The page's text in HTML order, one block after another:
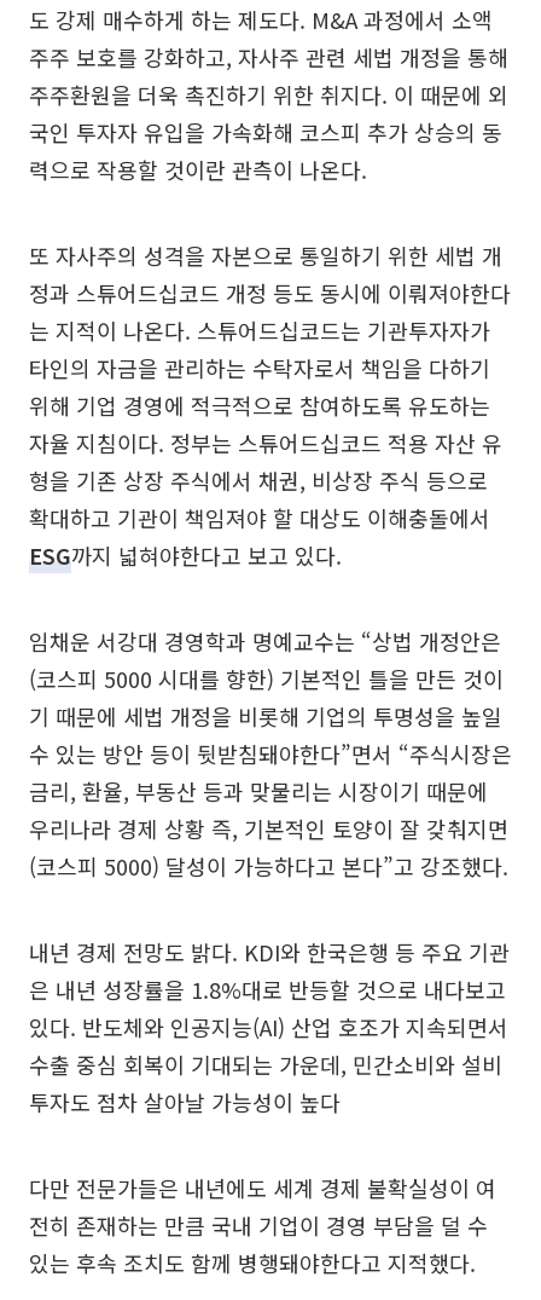
도 강제 매수하게 하는 제도다. M&A 과정에서 소액
주주 보호를 강화하고, 자사주 관련 세법 개정을 통해
주주환원을 더욱 촉진하기 위한 취지다. 이 때문에 외
국인 투자자 유입을 가속화해 코스피 추가 상승의 동
력으로 작용할 것이란 관측이 나온다.
또 자사주의 성격을 자본으로 통일하기 위한 세법 개
정과 스튜어드십코드 개정 등도 동시에 이뤄져야한다
는 지적이 나온다. 스튜어드십코드는 기관투자자가
타인의 자금을 관리하는 수탁자로서 책임을 다하기
위해 기업 경영에 적극적으로 참여하도록 유도하는
자율 지침이다. 정부는 스튜어드십코드 적용 자산 유
형을 기존 상장 주식에서 채권, 비상장 주식 등으로
확대하고 기관이 책임져야 할 대상도 이해충돌에서
ESG까지 넓혀야한다고 보고 있다.
임채운 서강대 경영학과 명예교수는 “상법 개정안은
(코스피 5000 시대를 향한) 기본적인 틀을 만든 것이
기 때문에 세법 개정을 비롯해 기업의 투명성을 높일
수 있는 방안 등이 뒷받침돼야한다”면서 “주식시장은
금리, 환율, 부동산 등과 맞물리는 시장이기 때문에
우리나라 경제 상황 즉, 기본적인 토양이 잘 갖춰지면
(코스피 5000) 달성이 가능하다고 본다”고 강조했다.
내년 경제 전망도 밝다. KDI와 한국은행 등 주요 기관
은 내년 성장률을 1.8%대로 반등할 것으로 내다보고
있다. 반도체와 인공지능(AI) 산업 호조가 지속되면서
수출 중심 회복이 기대되는 가운데, 민간소비와 설비
투자도 점차 살아날 가능성이 높다
다만 전문가들은 내년에도 세계 경제 불확실성이 여
전히 존재하는 만큼 국내 기업이 경영 부담을 덜 수
있는 후속 조치도 함께 병행돼야한다고 지적했다.